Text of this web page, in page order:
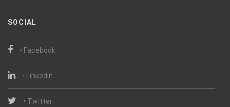
SOCIAL
• Facebook
• Linkedin
• Twitter